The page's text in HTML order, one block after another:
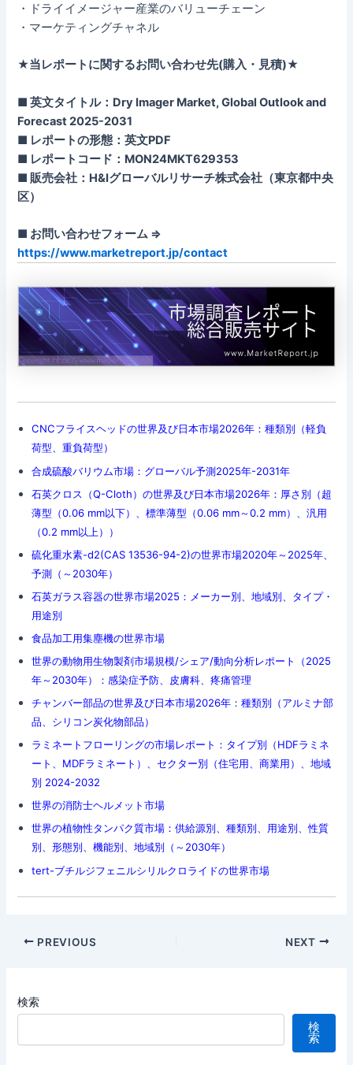
・ドライイメージャー産業のバリューチェーン
・マーケティングチャネル
★当レポートに関するお問い合わせ先(購入・見積)★
■ 英文タイトル：Dry Imager Market, Global Outlook and
Forecast 2025-2031
■ レポートの形態：英文PDF
■ レポートコード：MON24MKT629353
■ 販売会社：H&Iグローバルリサーチ株式会社（東京都中央
区）
■ お問い合わせフォーム ⇒
https://www.marketreport.jp/contact
CNCフライスヘッドの世界及び日本市場2026年：種類別（軽負
荷型、重負荷型）
合成硫酸バリウム市場：グローバル予測2025年-2031年
石英クロス（Q-Cloth）の世界及び日本市場2026年：厚さ別（超
薄型（0.06 mm以下）、標準薄型（0.06 mm～0.2 mm）、汎用
（0.2 mm以上））
硫化重水素-d2(CAS 13536-94-2)の世界市場2020年～2025年、
予測（～2030年）
石英ガラス容器の世界市場2025：メーカー別、地域別、タイプ・
用途別
食品加工用集塵機の世界市場
世界の動物用生物製剤市場規模/シェア/動向分析レポート（2025
年～2030年）：感染症予防、皮膚科、疼痛管理
チャンバー部品の世界及び日本市場2026年：種類別（アルミナ部
品、シリコン炭化物部品）
ラミネートフローリングの市場レポート：タイプ別（HDFラミネ
ート、MDFラミネート）、セクター別（住宅用、商業用）、地域
別 2024-2032
世界の消防士ヘルメット市場
世界の植物性タンパク質市場：供給源別、種類別、用途別、性質
別、形態別、機能別、地域別（～2030年）
tert-ブチルジフェニルシリルクロライドの世界市場
Post
PREVIOUS NEXT
検索
検
索